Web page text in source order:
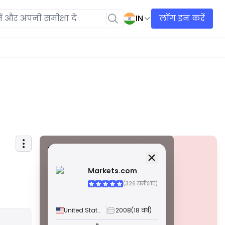
IN लॉग इन करें
Markets.com
(326 समीक्षाएं)
United States 2008(18 वर्ष)
सुरक्षा जानकारी
चेतावनी
लाइसेंस
विश्व स्तर पर प्रसिद्ध नियामकों द्वारा जारी किए गए, ये लाइसेंस
समाधान और AML/CTF मानकों का पालन सुरक्षा को और बढ़ाता